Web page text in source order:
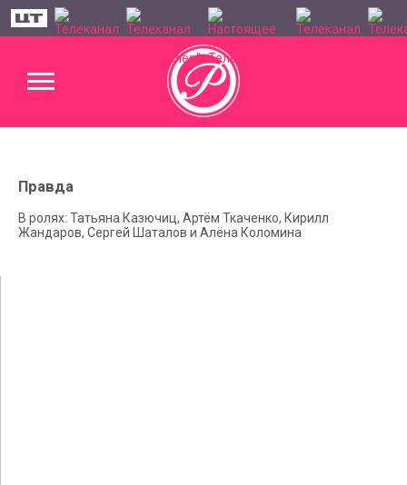
Правда
В ролях: Татьяна Казючиц, Артём Ткаченко, Кирилл
Жандаров, Сергей Шаталов и Алёна Коломина